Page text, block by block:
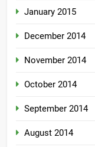
January 2015
December 2014
November 2014
October 2014
September 2014
August 2014